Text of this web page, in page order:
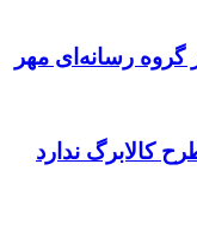
گروه رسانه‌ای مهر
کالابرگ ندارد